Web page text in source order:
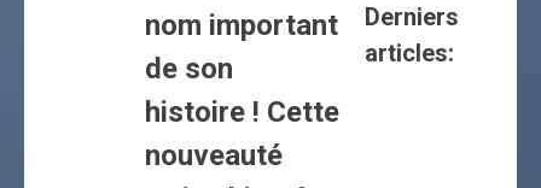
nom important
de son
histoire ! Cette
nouveauté
Derniers
articles: